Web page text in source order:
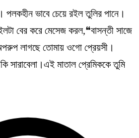
ভাবে চেয়ে রইল তুলির পানে।
বের করে মেসেজ করল,❝বাসন্তী সাজে
লাগছে তোমায় ওগো প্রেয়সী।
সারাবেলা।এই মাতাল প্রেমিককে তুমি